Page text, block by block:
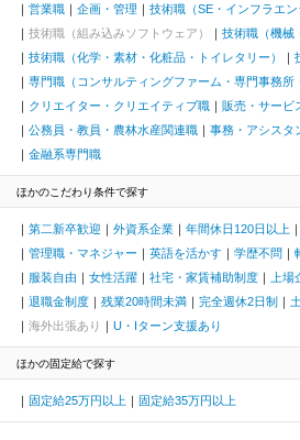
営業職 企画・管理
技術職（SE・インフラエン
技術職（組み込みソフトウェア）
技術職（機械
技術職（化学・素材・化粧品・トイレタリー）
専門職（コンサルティングファーム・専門事務所
クリエイター・クリエイティブ職
販売・サービ
公務員・教員・農林水産関連職
事務・アシスタ
金融系専門職
ほかのこだわり条件で探す
第二新卒歓迎 外資系企業 年間休日120日以上
管理職・マネジャー
英語を活かす 学歴不問
服装自由
女性活躍 社宅・家賃補助制度 上場
退職金制度
残業20時間未満 完全週休2日制
海外出張あり
U・Iターン支援あり
ほかの固定給で探す
固定給25万円以上 固定給35万円以上